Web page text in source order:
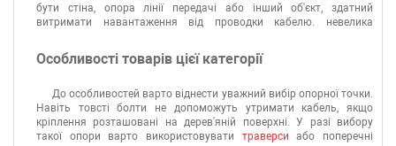
бути стіна, опора лінії передачі або інший об'єкт, здатний
витримати навантаження від проводки кабелю. невелика
надійні монтажні елементи для будь-яких ситуацій у прокладанні
кабелю.
Особливості товарів цієї категорії
До особливостей варто віднести уважний вибір опорної точки.
Навіть товсті болти не допоможуть утримати кабель, якщо
кріплення розташовані на дерев'яній поверхні. У разі вибору
такої опори варто використовувати траверси або поперечні